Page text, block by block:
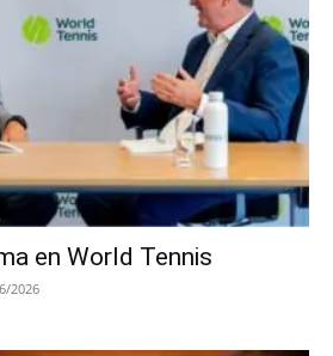
en World Tennis
2026